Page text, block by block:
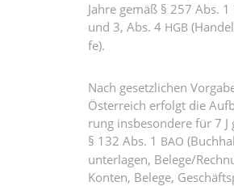
Jah­re gemäß § 257 Abs. 1
und 3, Abs. 4 HGB
fe).
Nach gesetz­li­chen
Öster­reich erfolgt die
rung ins­be­son­de­re für 7 J
§ 132 Abs. 1 BAO
un­ter­la­gen, Belege/
Kon­ten, Bele­ge,